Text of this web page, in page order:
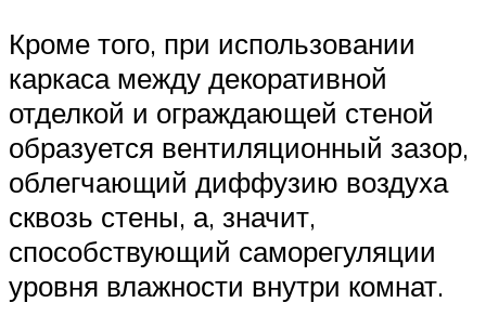
Кроме того, при использовании
каркаса между декоративной
отделкой и ограждающей стеной
образуется вентиляционный зазор,
облегчающий диффузию воздуха
сквозь стены, а, значит,
способствующий саморегуляции
уровня влажности внутри комнат.